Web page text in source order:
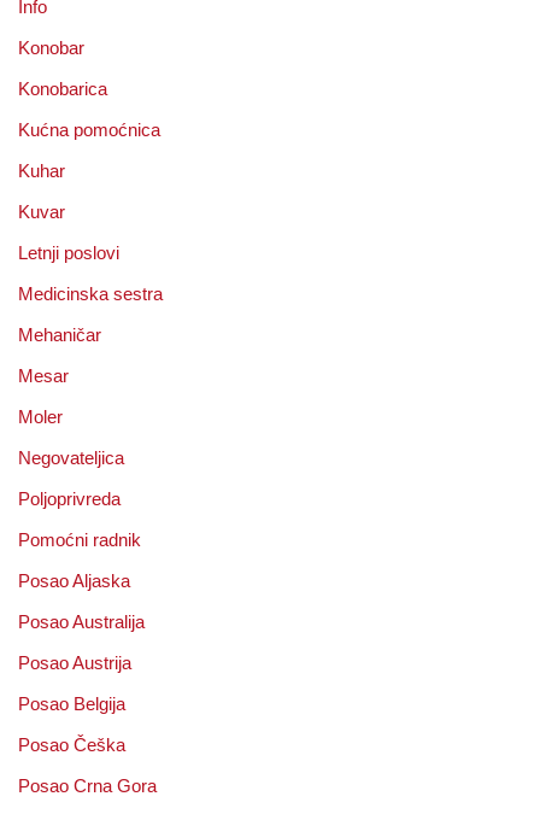
Info
Konobar
Konobarica
Kućna pomoćnica
Kuhar
Kuvar
Letnji poslovi
Medicinska sestra
Mehaničar
Mesar
Moler
Negovateljica
Poljoprivreda
Pomoćni radnik
Posao Aljaska
Posao Australija
Posao Austrija
Posao Belgija
Posao Češka
Posao Crna Gora